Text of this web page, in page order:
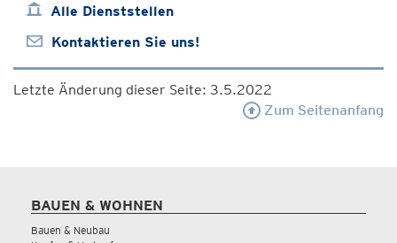
Alle Dienststellen
Kontaktieren Sie uns!
Letzte Änderung dieser Seite: 3.5.2022
Zum Seitenanfang
BAUEN & WOHNEN
Bauen & Neubau